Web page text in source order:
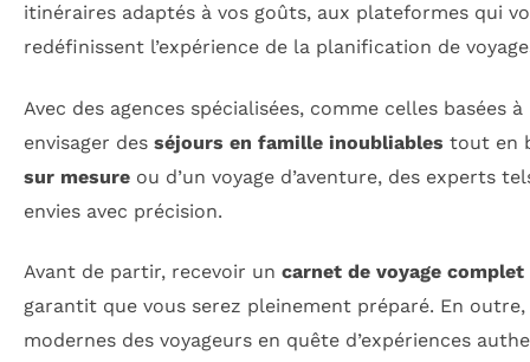
itinéraires adaptés à vos goûts, aux plateformes qui
redéfinissent l’expérience de la planification de
Avec des agences spécialisées, comme celles
envisager des séjours en famille inoubliables tout en
sur mesure ou d’un voyage d’aventure, des experts
envies avec précision.
Avant de partir, recevoir un carnet de voyage complet
garantit que vous serez pleinement préparé. En
modernes des voyageurs en quête d’expériences